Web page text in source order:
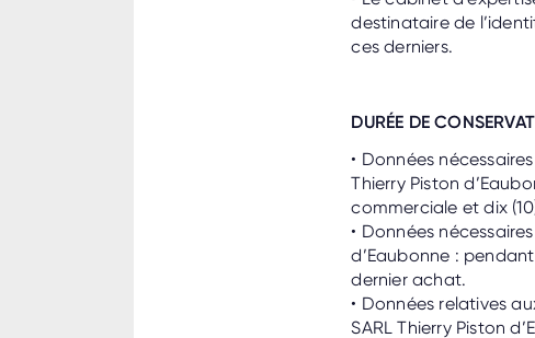
destinataire de
ces derniers.
DURÉE DE
• Données
Thierry Piston
commerciale et dix
• Données
d’Eaubonne :
dernier achat.
• Données relatives
SARL Thierry Piston